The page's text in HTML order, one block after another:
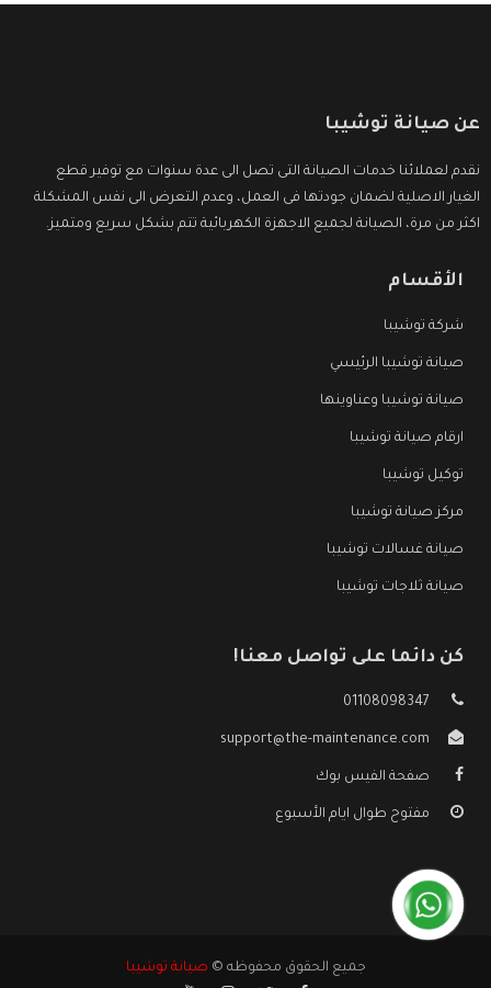
عن صيانة توشيبا
نقدم لعملائنا خدمات الصيانة التى تصل الى عدة سنوات مع توفير قطع
الغيار الاصلية لضمان جودتها فى العمل، وعدم التعرض الى نفس المشكلة
اكثر من مرة، الصيانة لجميع الاجهزة الكهربائية تتم بشكل سريع ومتميز.
الأقسام
شركة توشيبا
صيانة توشيبا الرئيسي
صيانة توشيبا وعناوينها
ارقام صيانة توشيبا
توكيل توشيبا
مركز صيانة توشيبا
صيانة غسالات توشيبا
صيانة ثلاجات توشيبا
كن دائما على تواصل معنا!
01108098347
support@the-maintenance.com
صفحة الفيس بوك
مفتوح طوال ايام الأسبوع
جميع الحقوق محفوظه © صيانة توشيبا